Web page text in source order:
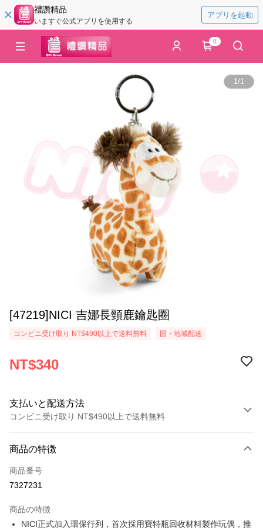
禮讚精品
いますぐ公式アプリを使用する
アプリを起動
0
1/1
[47219]NICI 吉娜長頸鹿鑰匙圈
コンビニ受け取り NT$490以上で送料無料 国・地域配送
NT$340
支払いと配送方法
コンビニ受け取り NT$490以上で送料無料
クレジットカード1回払い
コンビニ店頭代金引換
Apple Pay
商品の特徴
商品番号
7327231
商品の特徴
NICI正式加入環保行列，首次採用寶特瓶回收材料製作玩偶，推